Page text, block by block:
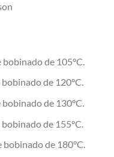
de 105°C.
de 120°C.
de 130°C.
de 155°C.
bobinado de 180°C.